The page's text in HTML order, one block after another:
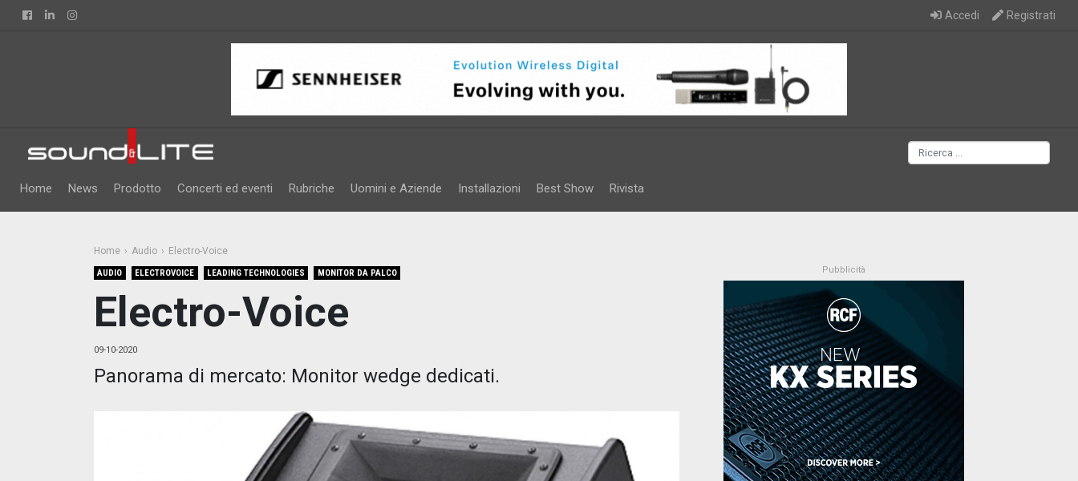
FacebookLinkedin Accedi Registrati
Home News Prodotto Concerti ed eventi Rubriche Uomini e Aziende Installazioni Best Show Rivista
Home Audio Electro-Voice
AUDIO ELECTROVOICE LEADING TECHNOLOGIES MONITOR DA PALCO
Electro-Voice
09-10-2020
Panorama di mercato: Monitor wedge dedicati.